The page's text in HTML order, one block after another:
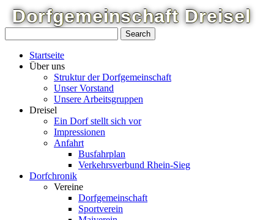
Dorfgemeinschaft Dreisel
Startseite
Über uns
Struktur der Dorfgemeinschaft
Unser Vorstand
Unsere Arbeitsgruppen
Dreisel
Ein Dorf stellt sich vor
Impressionen
Anfahrt
Busfahrplan
Verkehrsverbund Rhein-Sieg
Dorfchronik
Vereine
Dorfgemeinschaft
Sportverein